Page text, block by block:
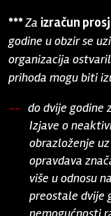
***Za izračun
godine u obzir se
organizacija
prihoda mogu biti
do dvije godine
Izjave o
obrazloženje
opravdava
više u odnosu
preostale dvije
nemogućnosti